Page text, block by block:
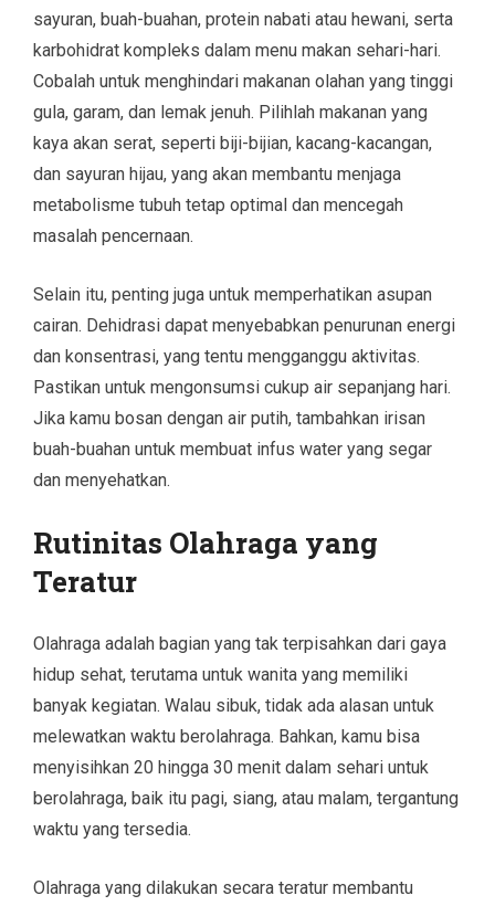
sayuran, buah-buahan, protein nabati atau hewani, serta
karbohidrat kompleks dalam menu makan sehari-hari.
Cobalah untuk menghindari makanan olahan yang tinggi
gula, garam, dan lemak jenuh. Pilihlah makanan yang
kaya akan serat, seperti biji-bijian, kacang-kacangan,
dan sayuran hijau, yang akan membantu menjaga
metabolisme tubuh tetap optimal dan mencegah
masalah pencernaan.
Selain itu, penting juga untuk memperhatikan asupan
cairan. Dehidrasi dapat menyebabkan penurunan energi
dan konsentrasi, yang tentu mengganggu aktivitas.
Pastikan untuk mengonsumsi cukup air sepanjang hari.
Jika kamu bosan dengan air putih, tambahkan irisan
buah-buahan untuk membuat infus water yang segar
dan menyehatkan.
Rutinitas Olahraga yang
Teratur
Olahraga adalah bagian yang tak terpisahkan dari gaya
hidup sehat, terutama untuk wanita yang memiliki
banyak kegiatan. Walau sibuk, tidak ada alasan untuk
melewatkan waktu berolahraga. Bahkan, kamu bisa
menyisihkan 20 hingga 30 menit dalam sehari untuk
berolahraga, baik itu pagi, siang, atau malam, tergantung
waktu yang tersedia.
Olahraga yang dilakukan secara teratur membantu